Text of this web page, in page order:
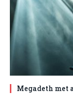
Megadeth met